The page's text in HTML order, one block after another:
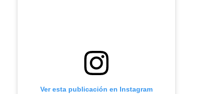
Ver esta publicación en Instagram